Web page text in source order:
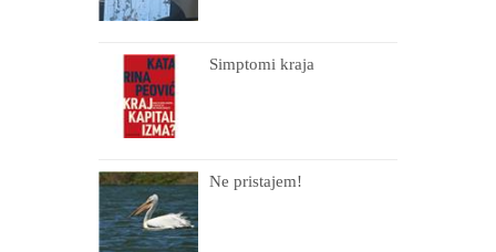
Simptomi kraja
Ne pristajem!